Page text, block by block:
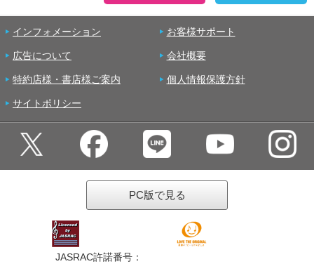
インフォメーション お客様サポート
広告について 会社概要
特約店様・書店様ご案内 個人情報保護方針
サイトポリシー
PC版で見る
JASRAC許諾番号：